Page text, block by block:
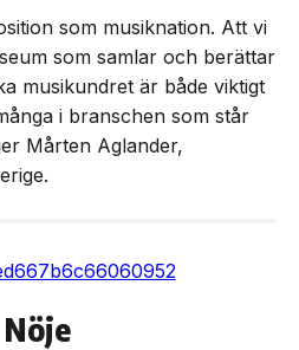
som musiknation. Att vi
som samlar och berättar
musikundret är både viktigt
i branschen som står
Mårten Aglander,